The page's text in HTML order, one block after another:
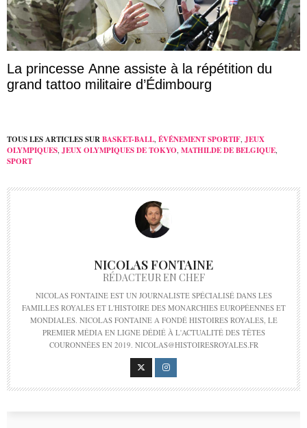
La princesse Anne assiste à la répétition du
grand tattoo militaire d’Édimbourg
TOUS LES ARTICLES SURBASKET-BALL ÉVÉNEMENT SPORTIF JEUX
OLYMPIQUES JEUX OLYMPIQUES DE TOKYO MATHILDE DE BELGIQUE
SPORT
NICOLAS FONTAINE
RÉDACTEUR EN CHEF
NICOLAS FONTAINE EST UN JOURNALISTE SPÉCIALISÉ DANS LES
FAMILLES ROYALES ET L'HISTOIRE DES MONARCHIES EUROPÉENNES ET
MONDIALES. NICOLAS FONTAINE A FONDÉ HISTOIRES ROYALES, LE
PREMIER MÉDIA EN LIGNE DÉDIÉ À L'ACTUALITÉ DES TÊTES
COURONNÉES EN 2019. NICOLAS@HISTOIRESROYALES.FR